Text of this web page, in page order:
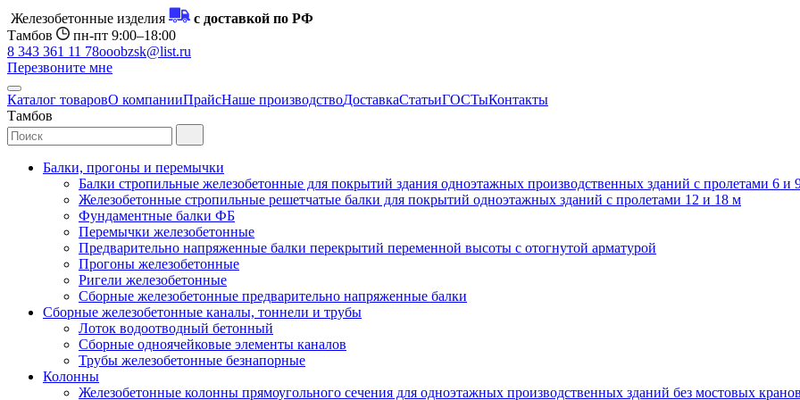
Железобетонные изделия
с доставкой по РФ
Тамбов
пн-пт 9:00–18:00
8 343 361 11 78ooobzsk@list.ru
Перезвоните мне
Каталог товаровО компанииПрайсНаше производствоДоставкаСтатьиГОСТыКонтакты
Тамбов
Балки, прогоны и перемычки
Балки стропильные железобетонные для покрытий здания одноэтажных производственных зданий с пролетами 6
Железобетонные стропильные решетчатые балки для покрытий одноэтажных зданий с пролетами 12 и 18 м
Фундаментные балки ФБ
Перемычки железобетонные
Предварительно напряженные балки перекрытий переменной высоты с отогнутой арматурой
Прогоны железобетонные
Ригели железобетонные
Сборные железобетонные предварительно напряженные балки
Сборные железобетонные каналы, тоннели и трубы
Лоток водоотводный бетонный
Сборные одноячейковые элементы каналов
Трубы железобетонные безнапорные
Колонны
Железобетонные колонны прямоугольного сечения для одноэтажных производственных зданий без мостовых кранов